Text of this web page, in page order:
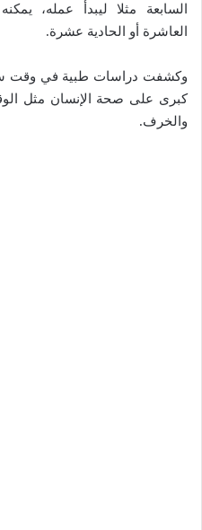
السابعة مثلا ليبدأ عمله،
العاشرة أو الحادية عشرة.
وكشفت دراسات طبية في وقت
كبرى على صحة الإنسان مثل
والخرف.